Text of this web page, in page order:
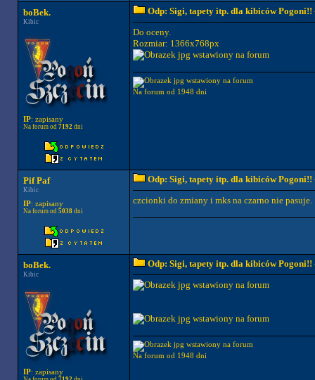
boBek.
Kibic
IP: zapisany
Na forum od 7192dni
Odp: Sigi, tapety itp. dla kibiców Pogoni!!
Do oceny.
Rozmiar: 1366x768px
Na forum od 1948 dni
Pif Paf
Kibic
IP: zapisany
Na forum od 5038dni
Odp: Sigi, tapety itp. dla kibiców Pogoni!!
czcionki do zmiany i mks na czarno nie pasuje.
boBek.
Kibic
IP: zapisany
Odp: Sigi, tapety itp. dla kibiców Pogoni!!
Na forum od 1948 dni